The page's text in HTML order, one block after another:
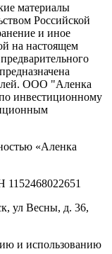
материалы
Российской
и иное
на настоящем
ООО "Аленка
инвестиционному
«Аленка
ул Весны, д. 36,
и использованию